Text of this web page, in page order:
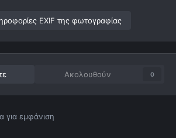
EXIF της φωτογραφίας
Ακολουθούν 0
για εμφάνιση